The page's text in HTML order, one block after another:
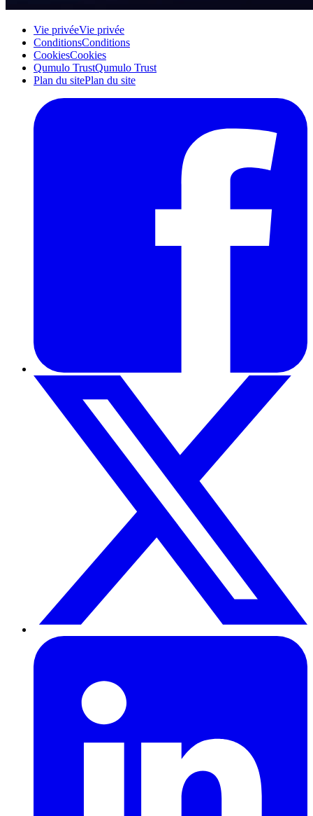
Vie privéeVie privée
ConditionsConditions
CookiesCookies
Qumulo TrustQumulo Trust
Plan du sitePlan du site